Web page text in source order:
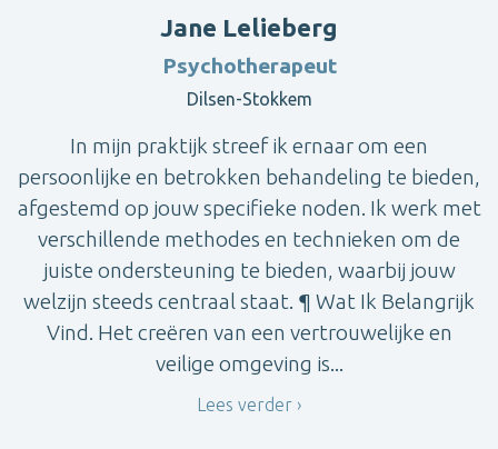
Jane Lelieberg
Psychotherapeut
Dilsen-Stokkem
In mijn praktijk streef ik ernaar om een
persoonlijke en betrokken behandeling te bieden,
afgestemd op jouw specifieke noden. Ik werk met
verschillende methodes en technieken om de
juiste ondersteuning te bieden, waarbij jouw
welzijn steeds centraal staat. ¶ Wat Ik Belangrijk
Vind. Het creëren van een vertrouwelijke en
veilige omgeving is...
Lees verder